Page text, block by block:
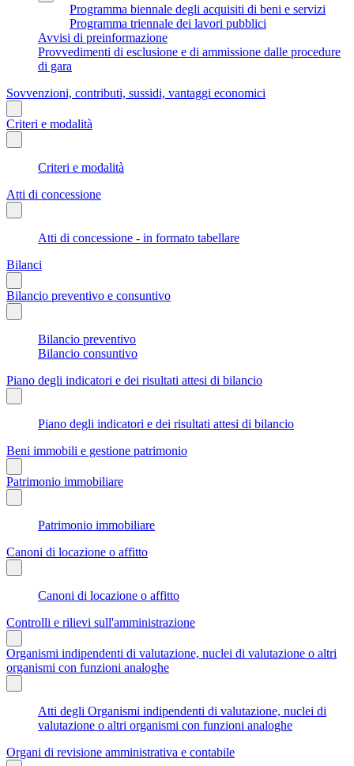
Programma biennale degli acquisiti di beni e servizi
Programma triennale dei lavori pubblici
Avvisi di preinformazione
Provvedimenti di esclusione e di ammissione dalle procedure
di gara
Sovvenzioni, contributi, sussidi, vantaggi economici
Criteri e modalità
Criteri e modalità
Atti di concessione
Atti di concessione - in formato tabellare
Bilanci
Bilancio preventivo e consuntivo
Bilancio preventivo
Bilancio consuntivo
Piano degli indicatori e dei risultati attesi di bilancio
Piano degli indicatori e dei risultati attesi di bilancio
Beni immobili e gestione patrimonio
Patrimonio immobiliare
Patrimonio immobiliare
Canoni di locazione o affitto
Canoni di locazione o affitto
Controlli e rilievi sull'amministrazione
Organismi indipendenti di valutazione, nuclei di valutazione o altri
organismi con funzioni analoghe
Atti degli Organismi indipendenti di valutazione, nuclei di
valutazione o altri organismi con funzioni analoghe
Organi di revisione amministrativa e contabile